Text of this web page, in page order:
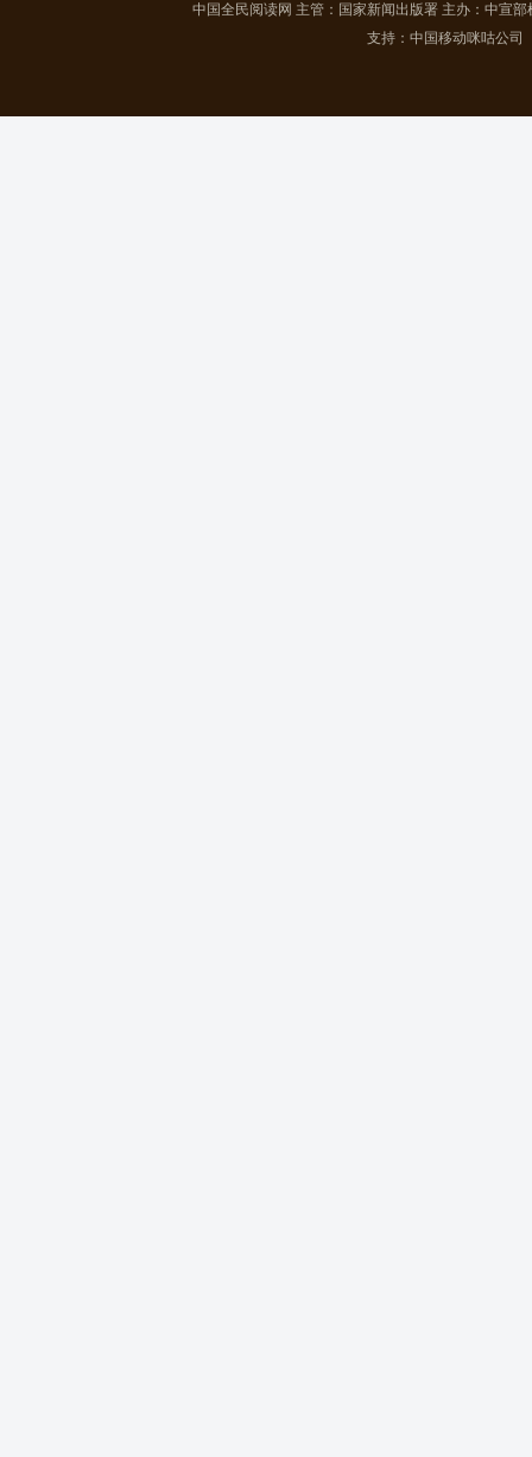
中国全民阅读网 主管：国家新闻出版署 主办：中宣
支持：中国移动咪咕公司